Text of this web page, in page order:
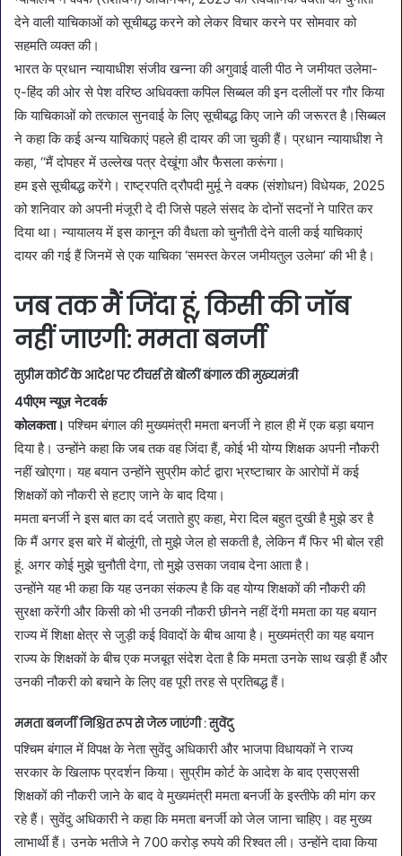
देने वाली याचिकाओं को सूचीबद्ध करने को लेकर विचार करने पर सोमवार को
सहमति व्यक्त की।
भारत के प्रधान न्यायाधीश संजीव खन्ना की अगुवाई वाली पीठ ने जमीयत उलेमा-
ए-हिंद की ओर से पेश वरिष्ठ अधिवक्ता कपिल सिब्बल की इन दलीलों पर गौर किया
कि याचिकाओं को तत्काल सुनवाई के लिए सूचीबद्ध किए जाने की जरूरत है।सिब्बल
ने कहा कि कई अन्य याचिकाएं पहले ही दायर की जा चुकी हैं। प्रधान न्यायाधीश ने
कहा, ‘‘मैं दोपहर में उल्लेख पत्र देखूंगा और फैसला करूंगा।
हम इसे सूचीबद्ध करेंगे। राष्ट्रपति द्रौपदी मुर्मू ने वक्फ (संशोधन) विधेयक, 2025
को शनिवार को अपनी मंजूरी दे दी जिसे पहले संसद के दोनों सदनों ने पारित कर
दिया था। न्यायालय में इस कानून की वैधता को चुनौती देने वाली कई याचिकाएं
दायर की गई हैं जिनमें से एक याचिका ‘समस्त केरल जमीयतुल उलेमा’ की भी है।
जब तक मैं जिंदा हूं, किसी की जॉब
नहीं जाएगी: ममता बनर्जी
सुप्रीम कोर्ट के आदेश पर टीचर्स से बोलीं बंगाल की मुख्यमंत्री
4पीएम न्यूज़ नेटवर्क
कोलकता। पश्चिम बंगाल की मुख्यमंत्री ममता बनर्जी ने हाल ही में एक बड़ा बयान
दिया है। उन्होंने कहा कि जब तक वह जिंदा हैं, कोई भी योग्य शिक्षक अपनी नौकरी
नहीं खोएगा। यह बयान उन्होंने सुप्रीम कोर्ट द्वारा भ्रष्टाचार के आरोपों में कई
शिक्षकों को नौकरी से हटाए जाने के बाद दिया।
ममता बनर्जी ने इस बात का दर्द जताते हुए कहा, मेरा दिल बहुत दुखी है मुझे डर है
कि मैं अगर इस बारे में बोलूंगी, तो मुझे जेल हो सकती है, लेकिन मैं फिर भी बोल रही
हूं. अगर कोई मुझे चुनौती देगा, तो मुझे उसका जवाब देना आता है।
उन्होंने यह भी कहा कि यह उनका संकल्प है कि वह योग्य शिक्षकों की नौकरी की
सुरक्षा करेंगी और किसी को भी उनकी नौकरी छीनने नहीं देंगी ममता का यह बयान
राज्य में शिक्षा क्षेत्र से जुड़ी कई विवादों के बीच आया है। मुख्यमंत्री का यह बयान
राज्य के शिक्षकों के बीच एक मजबूत संदेश देता है कि ममता उनके साथ खड़ी हैं और
उनकी नौकरी को बचाने के लिए वह पूरी तरह से प्रतिबद्ध हैं।
ममता बनर्जी निश्चित रूप से जेल जाएंगी : सुवेंदु
पश्चिम बंगाल में विपक्ष के नेता सुवेंदु अधिकारी और भाजपा विधायकों ने राज्य
सरकार के खिलाफ प्रदर्शन किया। सुप्रीम कोर्ट के आदेश के बाद एसएससी
शिक्षकों की नौकरी जाने के बाद वे मुख्यमंत्री ममता बनर्जी के इस्तीफे की मांग कर
रहे हैं। सुवेंदु अधिकारी ने कहा कि ममता बनर्जी को जेल जाना चाहिए। वह मुख्य
लाभार्थी हैं। उनके भतीजे ने 700 करोड़ रुपये की रिश्वत ली। उन्होंने दावा किया